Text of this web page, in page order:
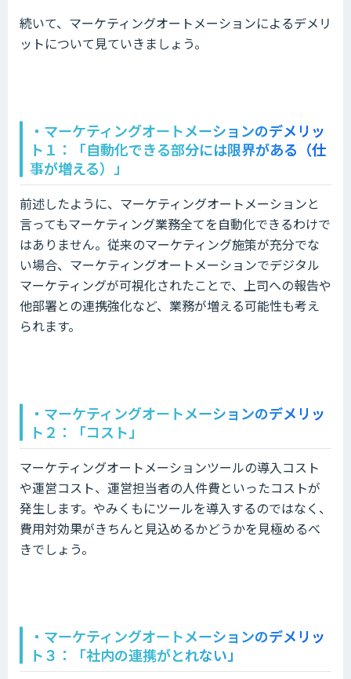
続いて、マーケティングオートメーションによるデメリ
ットについて見ていきましょう。
・マーケティングオートメーションのデメリッ
ト１：「自動化できる部分には限界がある（仕
事が増える）」
前述したように、マーケティングオートメーションと
言ってもマーケティング業務全てを自動化できるわけで
はありません。従来のマーケティング施策が充分でな
い場合、マーケティングオートメーションでデジタル
マーケティングが可視化されたことで、上司への報告や
他部署との連携強化など、業務が増える可能性も考え
られます。
・マーケティングオートメーションのデメリッ
ト２ ：「コスト」
マーケティングオートメーションツールの導入コスト
や運営コスト、運営担当者の人件費といったコストが
発生します。やみくもにツールを導入するのではなく、
費用対効果がきちんと見込めるかどうかを見極めるべ
きでしょう。
・マーケティングオートメーションのデメリッ
ト３ ：「社内の連携がとれない」